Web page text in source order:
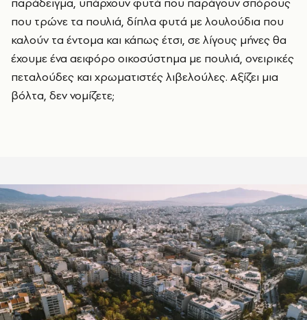
παράδειγμα, υπάρχουν φυτά που παράγουν σπόρους
που τρώνε τα πουλιά, δίπλα φυτά με λουλούδια που
καλούν τα έντομα και κάπως έτσι, σε λίγους μήνες θα
έχουμε ένα αειφόρο οικοσύστημα με πουλιά, ονειρικές
πεταλούδες και χρωματιστές λιβελούλες. Αξίζει μια
βόλτα, δεν νομίζετε;